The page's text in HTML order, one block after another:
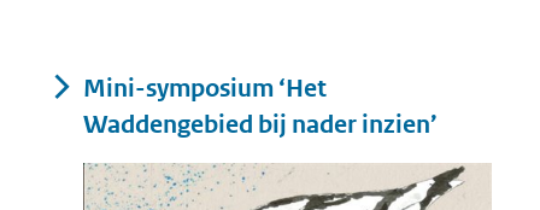
Resultaten
Mini-symposium ‘Het
Waddengebied bij nader inzien’